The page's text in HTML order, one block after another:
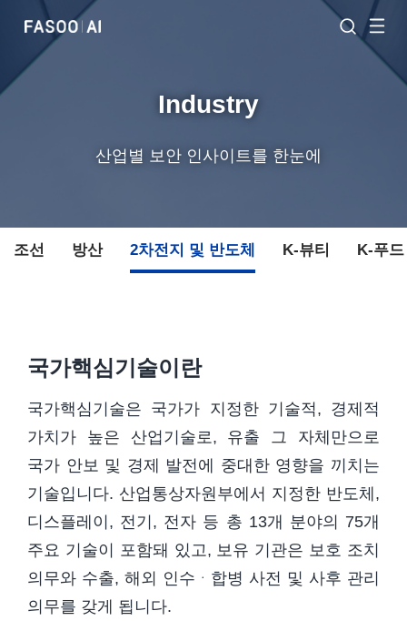
Industry
산업별 보안 인사이트를 한눈에
조선 방산 2차전지 및 반도체 K-뷰티 K-푸드
국가핵심기술이란
국가핵심기술은 국가가 지정한 기술적, 경제적
가치가 높은 산업기술로, 유출 그 자체만으로
국가 안보 및 경제 발전에 중대한 영향을 끼치는
기술입니다. 산업통상자원부에서 지정한 반도체,
디스플레이, 전기, 전자 등 총 13개 분야의 75개
주요 기술이 포함돼 있고, 보유 기관은 보호 조치
의무와 수출, 해외 인수ᆞ합병 사전 및 사후 관리
의무를 갖게 됩니다.